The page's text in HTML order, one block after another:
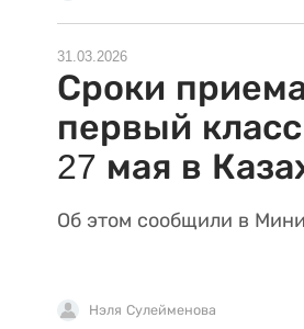
31.03.2026
Сроки
первый
27 мая в
Об этом сообщили в
Нэля Сулейменова